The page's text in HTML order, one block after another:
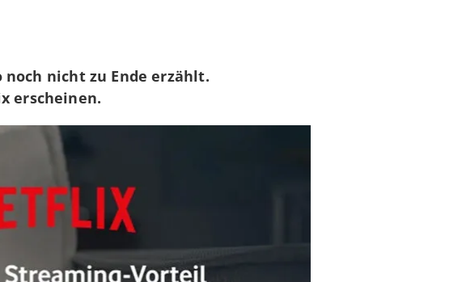
nicht zu Ende erzählt.
erscheinen.